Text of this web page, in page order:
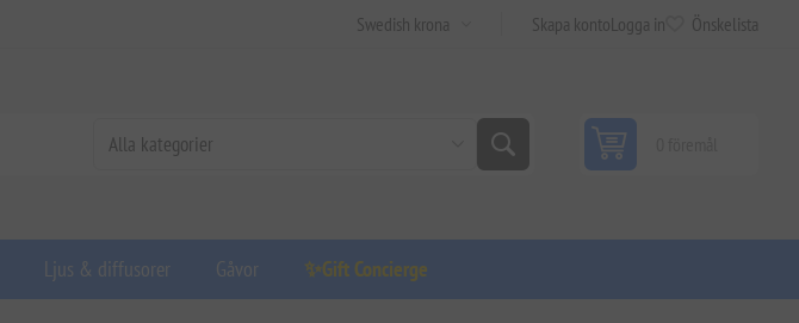
Skapa kontoLogga in Önskelista
Ljus & diffusorer Gåvor ✨Gift Concierge